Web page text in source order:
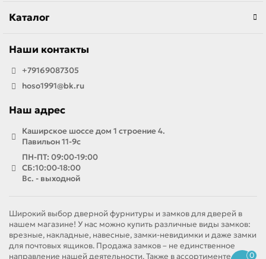
Каталог
Наши контакты
+79169087305
hoso1991@bk.ru
Наш адрес
Каширское шоссе дом 1 строение 4.
Павильон 11-9с
ПН-ПТ: 09:00-19:00
СБ:10:00-18:00
Вс. - выходной
Широкий выбор дверной фурнитуры и замков для дверей в
нашем магазине! У нас можно купить различные виды замков:
врезные, накладные, навесные, замки-невидимки и даже замки
для почтовых ящиков. Продажа замков – не единственное
направление нашей деятельности. Также в ассортименте
0